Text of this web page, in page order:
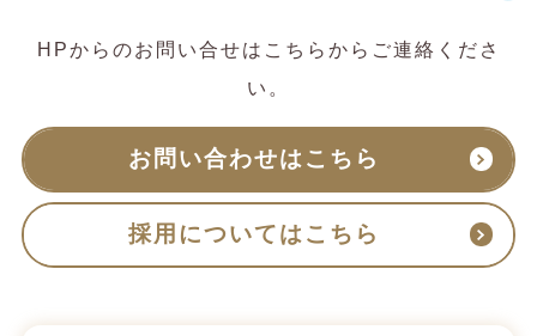
HPからのお問い合せはこちらからご連絡くださ
い。
お問い合わせはこちら
採用についてはこちら